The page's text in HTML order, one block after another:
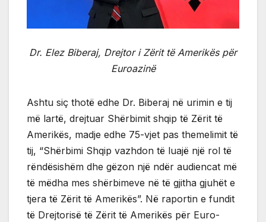
Dr. Elez Biberaj, Drejtor i Zërit të Amerikës për
Euroazinë
Ashtu siç thotë edhe Dr. Biberaj në urimin e tij
më lartë, drejtuar Shërbimit shqip të Zërit të
Amerikës, madje edhe 75-vjet pas themelimit të
tij, “Shërbimi Shqip vazhdon të luajë një rol të
rëndësishëm dhe gëzon një ndër audiencat më
të mëdha mes shërbimeve në të gjitha gjuhët e
tjera të Zërit të Amerikës”. Në raportin e fundit
të Drejtorisë të Zërit të Amerikës për Euro-